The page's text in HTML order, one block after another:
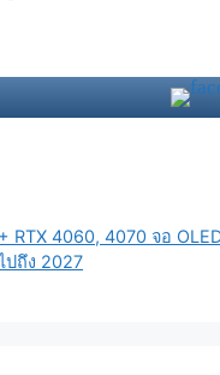
RTX 4060, 4070 จอ
ปถึง 2027